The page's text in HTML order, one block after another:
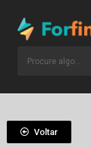
Voltar